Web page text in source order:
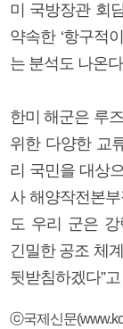
미 국방장관 회
약속한 ‘항구적
는 분석도 나온
한미 해군은 루
위한 다양한 교
리 국민을 대상
사 해양작전본
도 우리 군은
긴밀한 공조 체
뒷받침하겠다”
ⓒ국제신문